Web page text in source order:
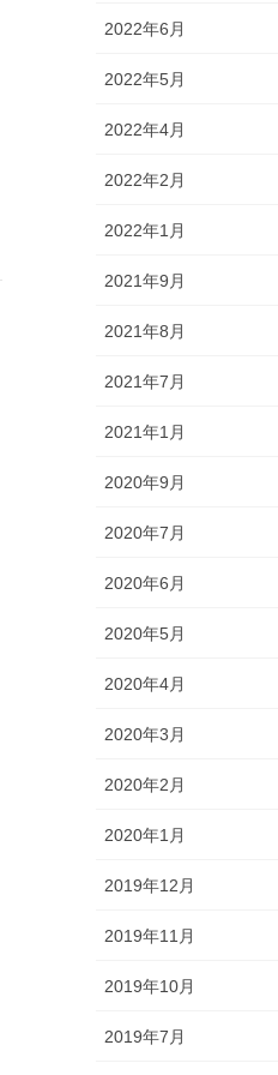
2022年6月
2022年5月
2022年4月
2022年2月
2022年1月
2021年9月
2021年8月
2021年7月
2021年1月
2020年9月
2020年7月
2020年6月
2020年5月
2020年4月
2020年3月
2020年2月
2020年1月
2019年12月
2019年11月
2019年10月
2019年7月